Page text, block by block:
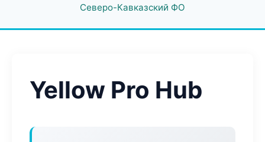
Северо-Кавказский ФО
Yellow Pro Hub